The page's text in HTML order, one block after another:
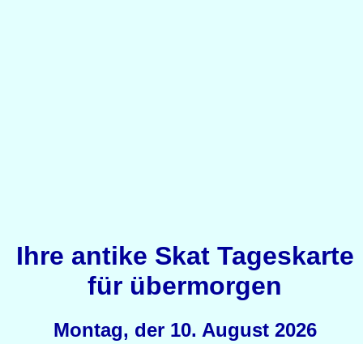
Ihre antike Skat Tageskarte
für übermorgen
Montag, der 10. August 2026